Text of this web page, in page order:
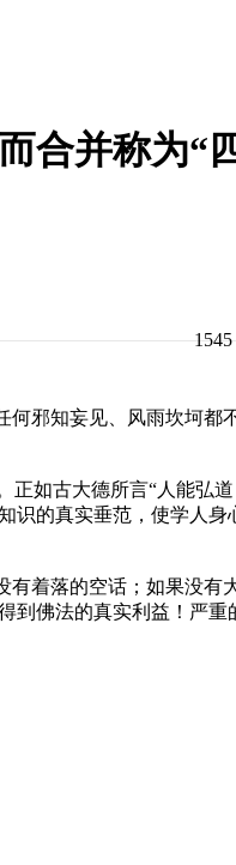
合并称为“
1545
邪知妄见、风雨坎坷都
如古大德所言“人能弘
识的真实垂范，使学人身
有着落的空话；如果没有
到佛法的真实利益！严重